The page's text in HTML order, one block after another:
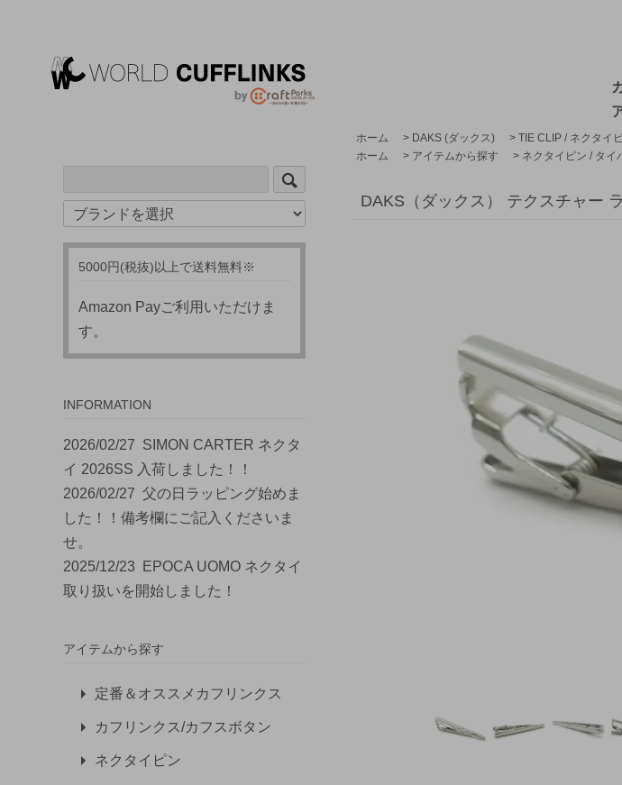
ホーム > DAKS (ダックス) >TIE CLIP / ネクタイ
ホーム
> アイテムから探す > ネクタイピン / タイ
DAKS（ダックス） テクスチャー
5000円(税抜)以上で送料無料※
Amazon Payご利用いただけま
す。
INFORMATION
2026/02/27 SIMON CARTER ネクタ
イ 2026SS 入荷しました！！
2026/02/27父の日ラッピング始めま
した！！備考欄にご記入くださいま
せ。
2025/12/23
EPOCA UOMO ネクタイ
取り扱いを開始しました！
アイテムから探す
定番＆オススメカフリンクス
カフリンクス/カフスボタン
ネクタイピン